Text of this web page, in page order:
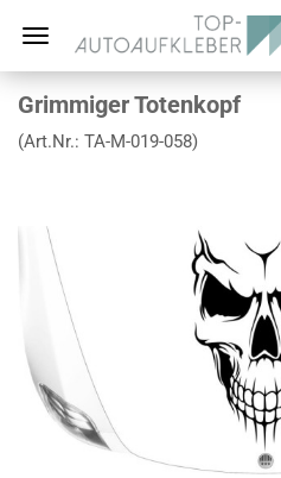
Grimmiger Totenkopf
(Art.Nr.: TA-M-019-058)